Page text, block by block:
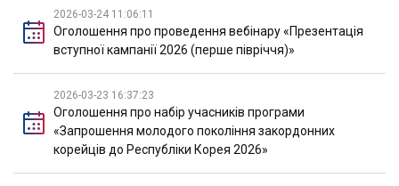
2026-03-24 11:06:11
Оголошення про проведення вебінару «Презентація
вступної кампанії 2026 (перше півріччя)»
2026-03-23 16:37:23
Оголошення про набір учасників програми
«Запрошення молодого покоління закордонних
корейців до Республіки Корея 2026»